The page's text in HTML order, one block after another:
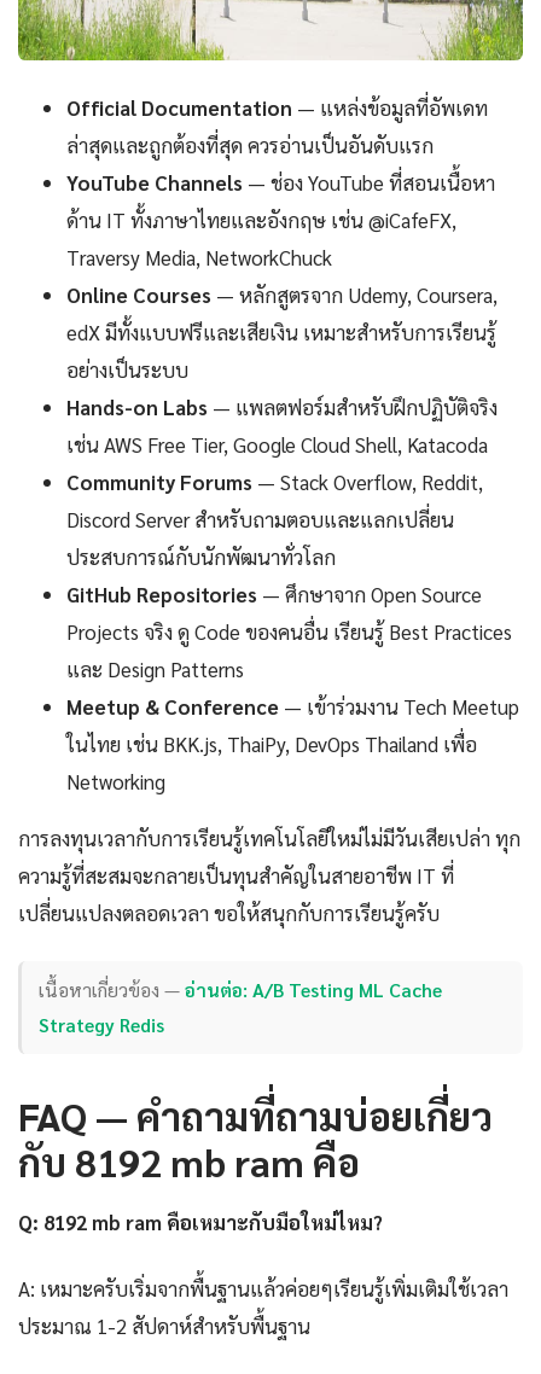
Official Documentation — แหล่งข้อมูลที่อัพเดท
ล่าสุดและถูกต้องที่สุด ควรอ่านเป็นอันดับแรก
YouTube Channels — ช่อง YouTube ที่สอนเนื้อหา
ด้าน IT ทั้งภาษาไทยและอังกฤษ เช่น @iCafeFX,
Traversy Media, NetworkChuck
Online Courses — หลักสูตรจาก Udemy, Coursera,
edX มีทั้งแบบฟรีและเสียเงิน เหมาะสำหรับการเรียนรู้
อย่างเป็นระบบ
Hands-on Labs — แพลตฟอร์มสำหรับฝึกปฏิบัติจริง
เช่น AWS Free Tier, Google Cloud Shell, Katacoda
Community Forums — Stack Overflow, Reddit,
Discord Server สำหรับถามตอบและแลกเปลี่ยน
ประสบการณ์กับนักพัฒนาทั่วโลก
GitHub Repositories — ศึกษาจาก Open Source
Projects จริง ดู Code ของคนอื่น เรียนรู้ Best Practices
และ Design Patterns
Meetup & Conference — เข้าร่วมงาน Tech Meetup
ในไทย เช่น BKK.js, ThaiPy, DevOps Thailand เพื่อ
Networking
การลงทุนเวลากับการเรียนรู้เทคโนโลยีใหม่ไม่มีวันเสียเปล่า ทุก
ความรู้ที่สะสมจะกลายเป็นทุนสำคัญในสายอาชีพ IT ที่
เปลี่ยนแปลงตลอดเวลา ขอให้สนุกกับการเรียนรู้ครับ
เนื้อหาเกี่ยวข้อง —อ่านต่อ: A/B Testing ML Cache
Strategy Redis
FAQ — คำถามที่ถามบ่อยเกี่ยว
กับ 8192 mb ram คือ
Q: 8192 mb ram คือเหมาะกับมือใหม่ไหม?
A: เหมาะครับเริ่มจากพื้นฐานแล้วค่อยๆเรียนรู้เพิ่มเติมใช้เวลา
ประมาณ 1-2 สัปดาห์สำหรับพื้นฐาน